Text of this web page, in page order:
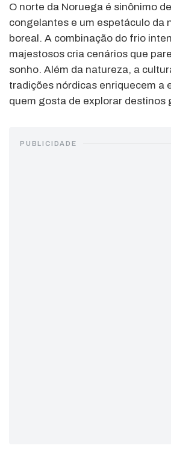
O norte da Noruega é sinônimo
congelantes e um espetáculo da
boreal. A combinação do frio
majestosos cria cenários que
sonho. Além da natureza, a
tradições nórdicas enriquecem a
quem gosta de explorar destinos
PUBLICIDADE